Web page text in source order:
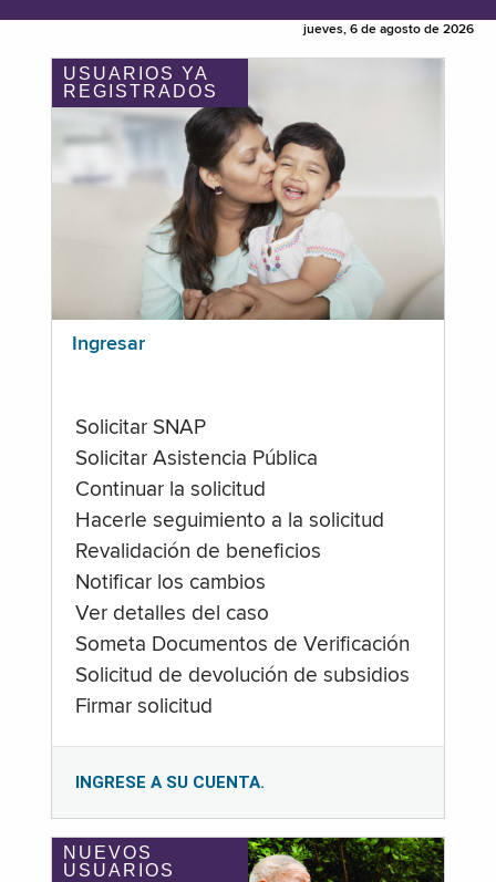
jueves, 6 de agosto de 2026
USUARIOS YA
REGISTRADOS
Ingresar
Solicitar SNAP
Solicitar Asistencia Pública
Continuar la solicitud
Hacerle seguimiento a la solicitud
Revalidación de beneficios
Notificar los cambios
Ver detalles del caso
Someta Documentos de Verificación
Solicitud de devolución de subsidios
Firmar solicitud
INGRESE A SU CUENTA.
NUEVOS
USUARIOS